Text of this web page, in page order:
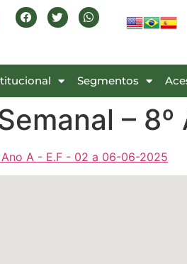
Segmentos
–
A - E.F - 02 a 06-06-2025